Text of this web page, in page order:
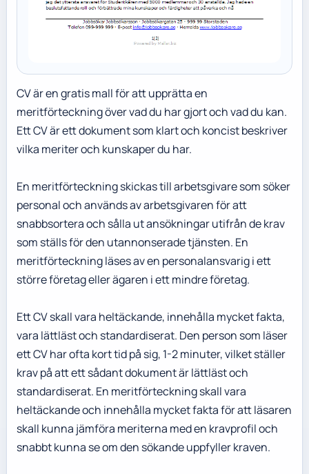
CV är en gratis mall för att upprätta en
meritförteckning över vad du har gjort och vad du kan.
Ett CV är ett dokument som klart och koncist beskriver
vilka meriter och kunskaper du har.
En meritförteckning skickas till arbetsgivare som söker
personal och används av arbetsgivaren för att
snabbsortera och sålla ut ansökningar utifrån de krav
som ställs för den utannonserade tjänsten. En
meritförteckning läses av en personalansvarig i ett
större företag eller ägaren i ett mindre företag.
Ett CV skall vara heltäckande, innehålla mycket fakta,
vara lättläst och standardiserat. Den person som läser
ett CV har ofta kort tid på sig, 1-2 minuter, vilket ställer
krav på att ett sådant dokument är lättläst och
standardiserat. En meritförteckning skall vara
heltäckande och innehålla mycket fakta för att läsaren
skall kunna jämföra meriterna med en kravprofil och
snabbt kunna se om den sökande uppfyller kraven.